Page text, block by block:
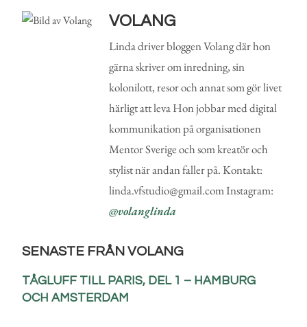
VOLANG
Linda driver bloggen Volang där hon
gärna skriver om inredning, sin
kolonilott, resor och annat som gör livet
härligt att leva Hon jobbar med digital
kommunikation på organisationen
Mentor Sverige och som kreatör och
stylist när andan faller på. Kontakt:
linda.vfstudio@gmail.com Instagram:
@volanglinda
SENASTE FRÅN VOLANG
TÅGLUFF TILL PARIS, DEL 1 – HAMBURG
OCH AMSTERDAM